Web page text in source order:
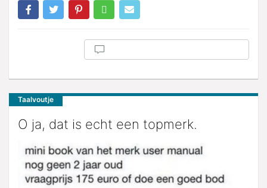
Taalvoutje
O ja, dat is echt een topmerk.